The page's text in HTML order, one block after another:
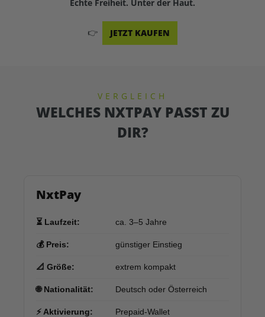
Echte Freiheit. Unter der Haut.
👉 JETZT KAUFEN
VERGLEICH
WELCHES NXTPAY PASST ZU
DIR?
NxtPay
⏳ Laufzeit: ca. 3–5 Jahre
💰 Preis: günstiger Einstieg
📐 Größe: extrem kompakt
🌐 Nationalität: Deutsch oder Österreich
⚡ Aktivierung: Prepaid-Wallet